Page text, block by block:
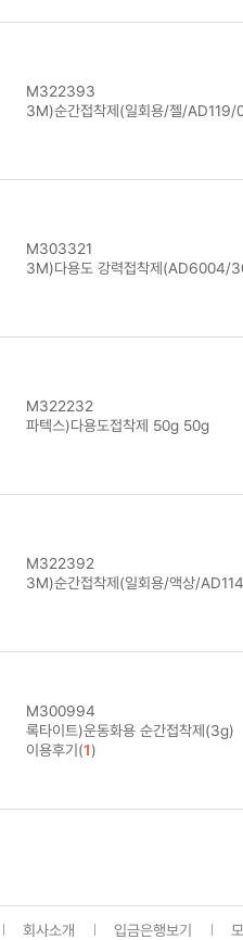
M322393
3M)순간접착제(일회용/젤/
M303321
3M)다용도 강력접착제(AD6004/
M322232
파텍스)다용도접착제 50g 50g
M322392
3M)순간접착제(일회용/액상/
M300994
록타이트)운동화용 순간접착제(3g)
이용후기(1)
회사소개 입금은행보기